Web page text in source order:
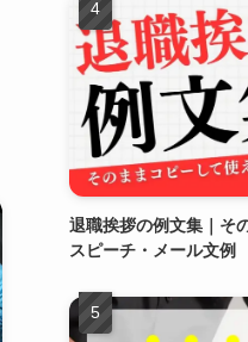
退職挨拶の例文集｜そ
スピーチ・メール文例